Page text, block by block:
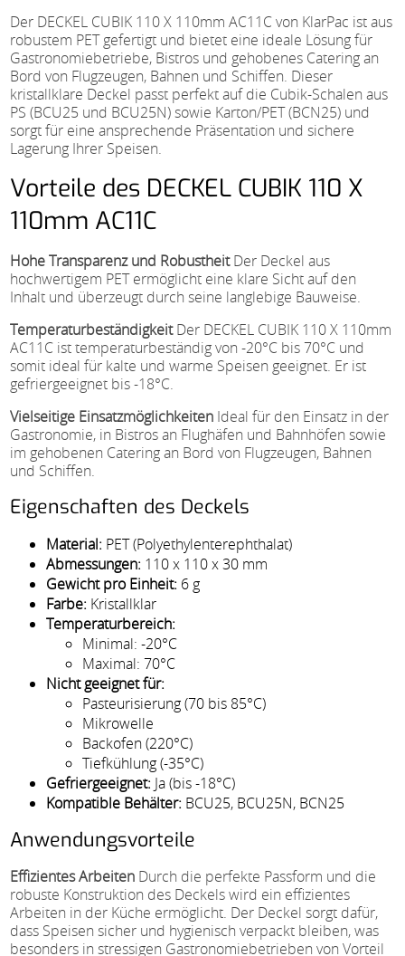
Der DECKEL CUBIK 110 X 110mm AC11C von KlarPac ist aus
robustem PET gefertigt und bietet eine ideale Lösung für
Gastronomiebetriebe, Bistros und gehobenes Catering an
Bord von Flugzeugen, Bahnen und Schiffen. Dieser
kristallklare Deckel passt perfekt auf die Cubik-Schalen aus
PS (BCU25 und BCU25N) sowie Karton/PET (BCN25) und
sorgt für eine ansprechende Präsentation und sichere
Lagerung Ihrer Speisen.
Vorteile des DECKEL CUBIK 110 X
110mm AC11C
Hohe Transparenz und RobustheitDer Deckel aus
hochwertigem PET ermöglicht eine klare Sicht auf den
Inhalt und überzeugt durch seine langlebige Bauweise.
TemperaturbeständigkeitDer DECKEL CUBIK 110 X 110mm
AC11C ist temperaturbeständig von -20°C bis 70°C und
somit ideal für kalte und warme Speisen geeignet. Er ist
gefriergeeignet bis -18°C.
Vielseitige Einsatzmöglichkeiten Ideal für den Einsatz in der
Gastronomie, in Bistros an Flughäfen und Bahnhöfen sowie
im gehobenen Catering an Bord von Flugzeugen, Bahnen
und Schiffen.
Eigenschaften des Deckels
Material: PET (Polyethylenterephthalat)
Abmessungen: 110 x 110 x 30 mm
Gewicht pro Einheit: 6 g
Farbe: Kristallklar
Temperaturbereich:
Minimal: -20°C
Maximal: 70°C
Nicht geeignet für:
Pasteurisierung (70 bis 85°C)
Mikrowelle
Backofen (220°C)
Tiefkühlung (-35°C)
Gefriergeeignet: Ja (bis -18°C)
Kompatible Behälter: BCU25, BCU25N, BCN25
Anwendungsvorteile
Effizientes Arbeiten Durch die perfekte Passform und die
robuste Konstruktion des Deckels wird ein effizientes
Arbeiten in der Küche ermöglicht. Der Deckel sorgt dafür,
dass Speisen sicher und hygienisch verpackt bleiben, was
besonders in stressigen Gastronomiebetrieben von Vorteil